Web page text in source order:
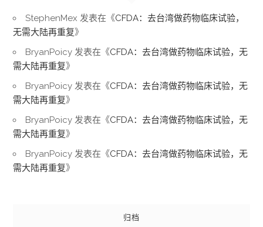
StephenMex 发表在《CFDA：去台湾做药物临床试验，
无需大陆再重复》
BryanPoicy 发表在《CFDA：去台湾做药物临床试验，无
需大陆再重复》
BryanPoicy 发表在《CFDA：去台湾做药物临床试验，无
需大陆再重复》
BryanPoicy 发表在《CFDA：去台湾做药物临床试验，无
需大陆再重复》
BryanPoicy 发表在《CFDA：去台湾做药物临床试验，无
需大陆再重复》
归档